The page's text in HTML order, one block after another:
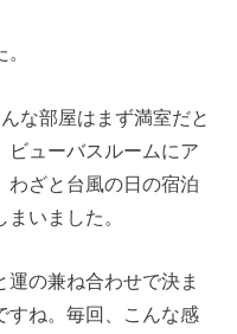
な部屋はまず満室だと
ビューバスルームにア
わざと台風の日の宿泊
いました。
の兼ね合わせで決ま
すね。毎回、こんな感